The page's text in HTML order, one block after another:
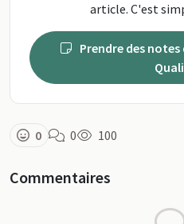
article. C'est
0 0 100
Commentaires